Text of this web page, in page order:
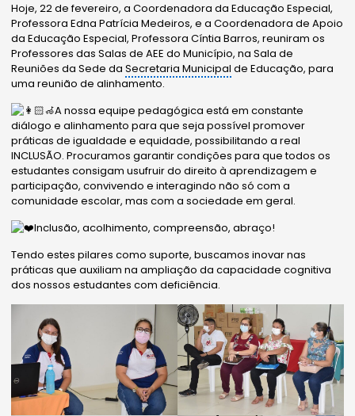
Hoje, 22 de fevereiro, a Coordenadora da Educação Especial,
Professora Edna Patrícia Medeiros, e a Coordenadora de Apoio
da Educação Especial, Professora Cíntia Barros, reuniram os
Professores das Salas de AEE do Município, na Sala de
Reuniões da Sede daSecretaria Municipal de Educação, para
uma reunião de alinhamento.
A nossa equipe pedagógica está em constante
diálogo e alinhamento para que seja possível promover
práticas de igualdade e equidade, possibilitando a real
INCLUSÃO. Procuramos garantir condições para que todos os
estudantes consigam usufruir do direito à aprendizagem e
participação, convivendo e interagindo não só com a
comunidade escolar, mas com a sociedade em geral.
Inclusão, acolhimento, compreensão, abraço!
Tendo estes pilares como suporte, buscamos inovar nas
práticas que auxiliam na ampliação da capacidade cognitiva
dos nossos estudantes com deficiência.